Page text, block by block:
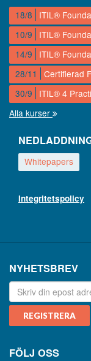
18/8
ITIL®
10/9
ITIL®
14/9
ITIL®
28/11
Certifierad
30/9
ITIL® 4
Alla kurser
Whitepapers
Integritetspolicy
NYHETSBREV
FÖLJ OSS